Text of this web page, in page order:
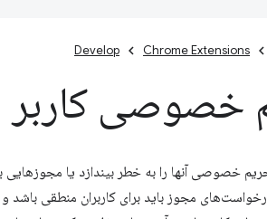
Chrome Extensions
Develop
خصوصی
حریم خصوصی آنها را به خطر بیندازد یا
مجوز باید برای کاربران منطقی باشد